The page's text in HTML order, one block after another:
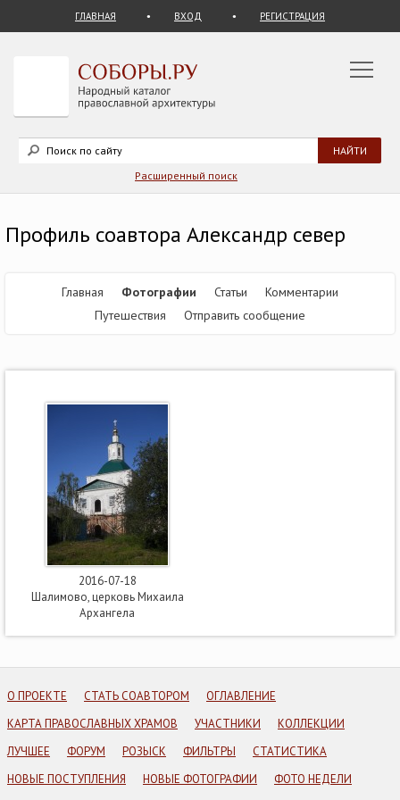
ГЛАВНАЯ ВХОД РЕГИСТРАЦИЯ
Расширенный поиск
Профиль соавтора Александр север
Главная Фотографии Статьи
Комментарии
Путешествия
Отправить сообщение
2016-07-18
Шалимово, церковь Михаила
Архангела
О ПРОЕКТЕ СТАТЬ СОАВТОРОМ
ОГЛАВЛЕНИЕ
КАРТА ПРАВОСЛАВНЫХ ХРАМОВ
УЧАСТНИКИ
КОЛЛЕКЦИИ
ЛУЧШЕЕ
ФОРУМ РОЗЫСК ФИЛЬТРЫ
СТАТИСТИКА
НОВЫЕ ПОСТУПЛЕНИЯ
НОВЫЕ ФОТОГРАФИИ
ФОТО НЕДЕЛИ